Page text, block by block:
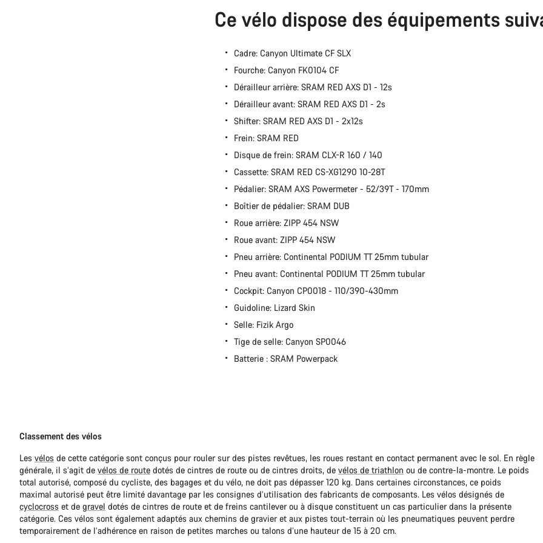
Ce vélo dispose des équipements
Cadre: Canyon Ultimate CF SLX
Fourche: Canyon FK0104 CF
Dérailleur arrière: SRAM RED AXS D1 - 12s
Dérailleur avant: SRAM RED AXS D1 - 2s
Shifter: SRAM RED AXS D1 - 2x12s
Frein: SRAM RED
Disque de frein: SRAM CLX-R 160 / 140
Cassette: SRAM RED CS-XG1290 10-28T
Pédalier: SRAM AXS Powermeter - 52/39T - 170mm
Boîtier de pédalier: SRAM DUB
Roue arrière: ZIPP 454 NSW
Roue avant: ZIPP 454 NSW
Pneu arrière: Continental PODIUM TT 25mm tubular
Pneu avant: Continental PODIUM TT 25mm tubular
Cockpit: Canyon CP0018 - 110/390-430mm
Guidoline: Lizard Skin
Selle: Fizik Argo
Tige de selle: Canyon SP0046
Batterie : SRAM Powerpack
Classement des vélos
Les vélos de cette catégorie sont conçus pour rouler sur des pistes revêtues, les roues restant en contact permanent avec le sol. En règle
générale, il s’agit de vélos de route dotés de cintres de route ou de cintres droits, de vélos de triathlon ou de contre-la-montre. Le poids
total autorisé, composé du cycliste, des bagages et du vélo, ne doit pas dépasser 120 kg. Dans certaines circonstances, ce poids
maximal autorisé peut être limité davantage par les consignes d’utilisation des fabricants de composants. Les vélos désignés de
cyclocross et de gravel dotés de cintres de route et de freins cantilever ou à disque constituent un cas particulier dans la présente
catégorie. Ces vélos sont également adaptés aux chemins de gravier et aux pistes tout-terrain où les pneumatiques peuvent perdre
temporairement de l’adhérence en raison de petites marches ou talons d’une hauteur de 15 à 20 cm.